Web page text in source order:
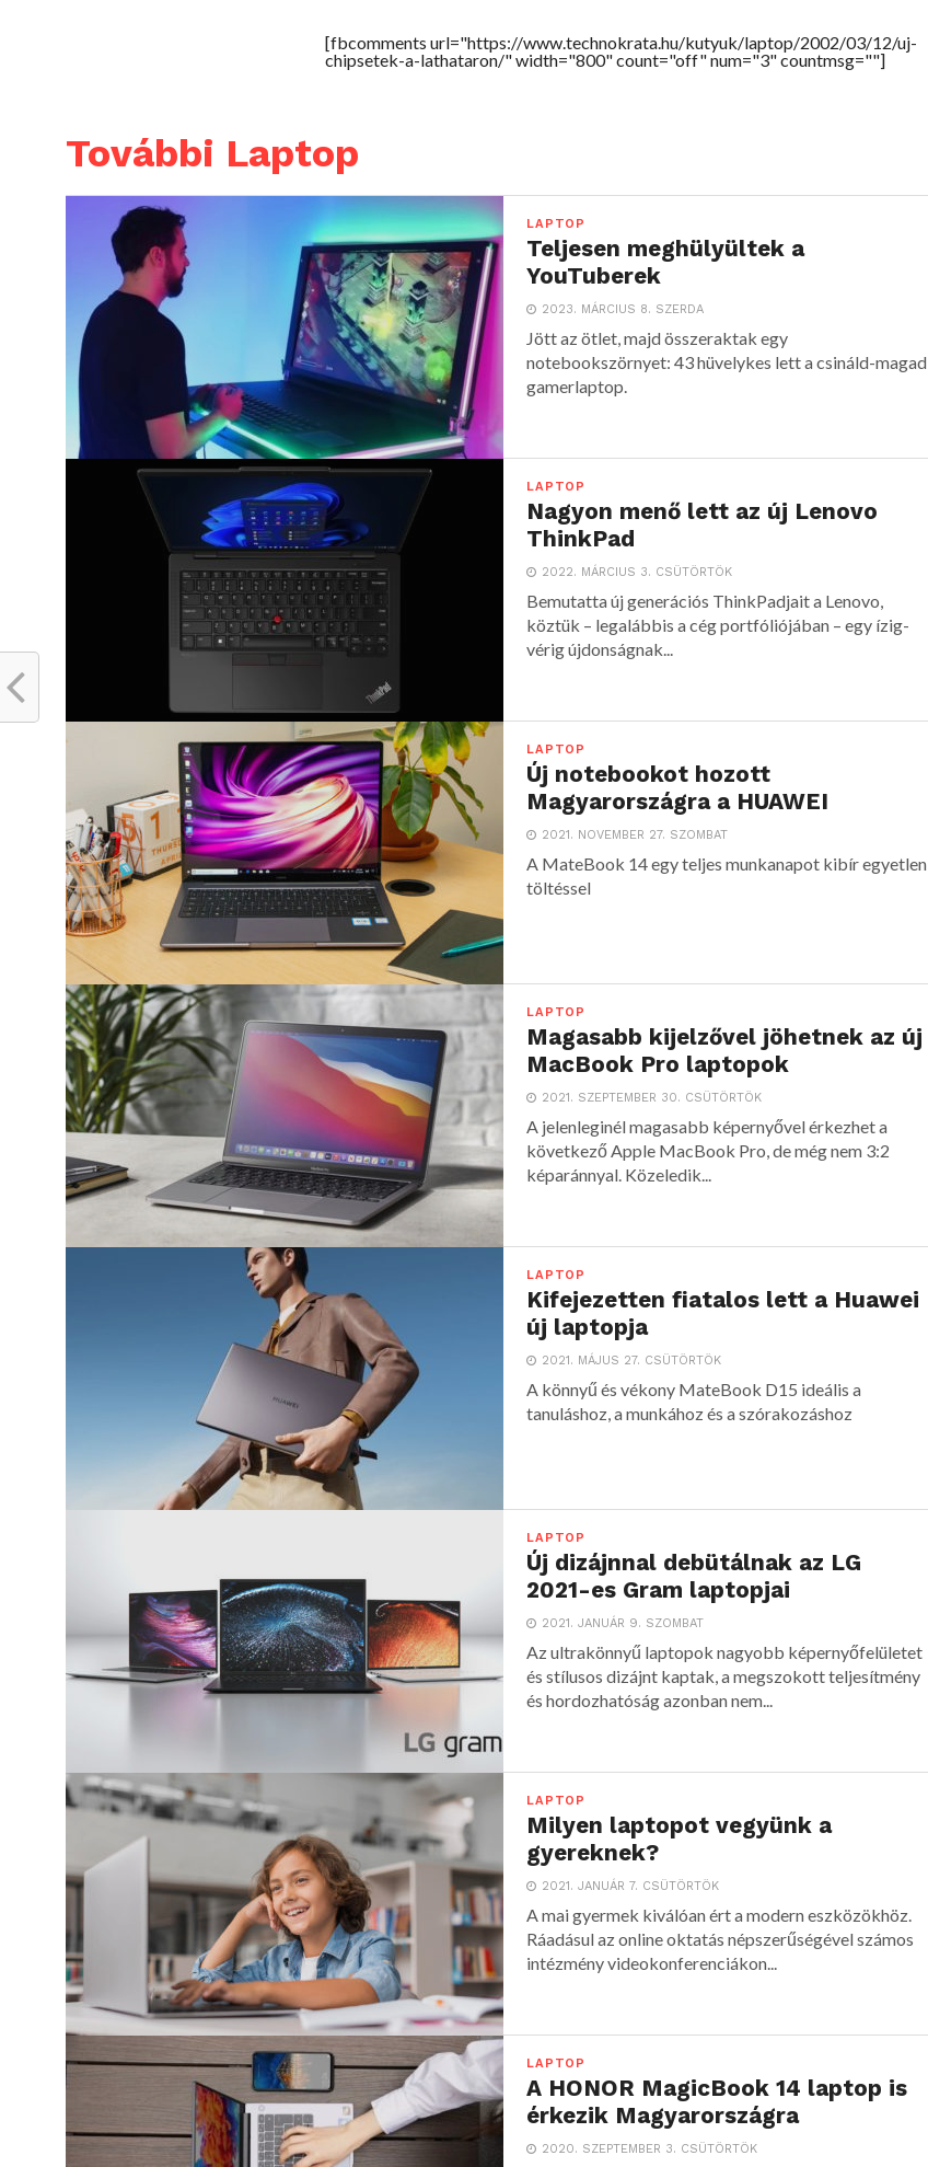
[fbcomments url="https://www.technokrata.hu/kutyuk/laptop/2002/03/12/uj-
chipsetek-a-lathataron/" width="800" count="off" num="3" countmsg=""]
További Laptop
LAPTOP
Teljesen meghülyültek a
YouTuberek
2023. MÁRCIUS 8. SZERDA
Jött az ötlet, majd összeraktak egy
notebookszörnyet: 43 hüvelykes lett a csináld-magad
gamerlaptop.
LAPTOP
Nagyon menő lett az új Lenovo
ThinkPad
2022. MÁRCIUS 3. CSÜTÖRTÖK
Bemutatta új generációs ThinkPadjait a Lenovo,
köztük – legalábbis a cég portfóliójában – egy ízig-
vérig újdonságnak...
LAPTOP
Új notebookot hozott
Magyarországra a HUAWEI
2021. NOVEMBER 27. SZOMBAT
A MateBook 14 egy teljes munkanapot kibír egyetlen
töltéssel
LAPTOP
Magasabb kijelzővel jöhetnek az új
MacBook Pro laptopok
2021. SZEPTEMBER 30. CSÜTÖRTÖK
A jelenleginél magasabb képernyővel érkezhet a
következő Apple MacBook Pro, de még nem 3:2
képaránnyal. Közeledik...
LAPTOP
Kifejezetten fiatalos lett a Huawei
új laptopja
2021. MÁJUS 27. CSÜTÖRTÖK
A könnyű és vékony MateBook D15 ideális a
tanuláshoz, a munkához és a szórakozáshoz
LAPTOP
Új dizájnnal debütálnak az LG
2021-es Gram laptopjai
2021. JANUÁR 9. SZOMBAT
Az ultrakönnyű laptopok nagyobb képernyőfelületet
és stílusos dizájnt kaptak, a megszokott teljesítmény
és hordozhatóság azonban nem...
LAPTOP
Milyen laptopot vegyünk a
gyereknek?
2021. JANUÁR 7. CSÜTÖRTÖK
A mai gyermek kiválóan ért a modern eszközökhöz.
Ráadásul az online oktatás népszerűségével számos
intézmény videokonferenciákon...
LAPTOP
A HONOR MagicBook 14 laptop is
érkezik Magyarországra
2020. SZEPTEMBER 3. CSÜTÖRTÖK